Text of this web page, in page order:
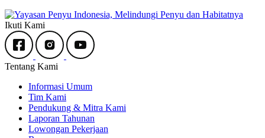
Ikuti Kami
Tentang Kami
Informasi Umum
Tim Kami
Pendukung & Mitra Kami
Laporan Tahunan
Lowongan Pekerjaan